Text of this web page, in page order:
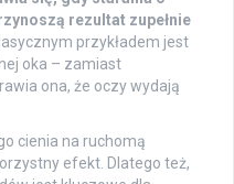
rezultat zupełnie
przykładem jest
oka – zamiast
ona, że oczy wydają
cienia na ruchomą
efekt. Dlatego też,